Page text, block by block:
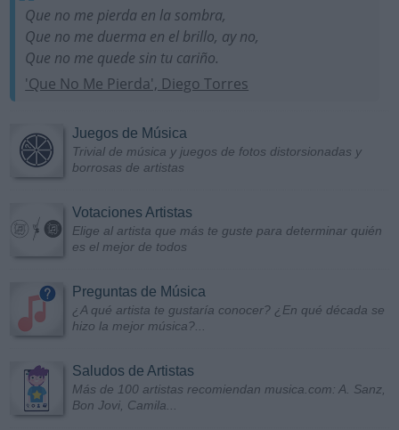
Que no me pierda en la sombra,
Que no me duerma en el brillo, ay no,
Que no me quede sin tu cariño.
'Que No Me Pierda', Diego Torres
Juegos de Música
Trivial de música y juegos de fotos distorsionadas y
borrosas de artistas
Votaciones Artistas
Elige al artista que más te guste para determinar quién
es el mejor de todos
Preguntas de Música
¿A qué artista te gustaría conocer? ¿En qué década se
hizo la mejor música?...
Saludos de Artistas
Más de 100 artistas recomiendan musica.com: A. Sanz,
Bon Jovi, Camila...